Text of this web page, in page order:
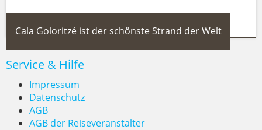
Cala Goloritzé ist der schönste Strand der Welt
Service & Hilfe
Impressum
Datenschutz
AGB
AGB der Reiseveranstalter